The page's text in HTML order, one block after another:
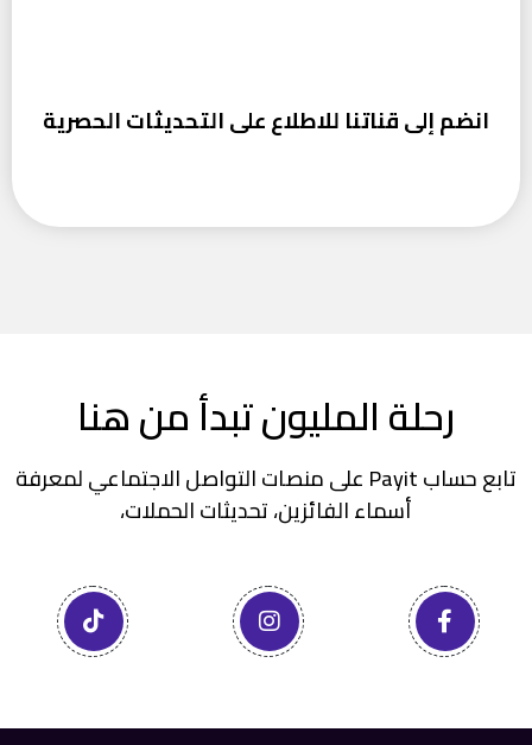
انضم إلى قناتنا للاطلاع على التحديثات الحصرية
رحلة المليون تبدأ من هنا
تابع حساب Payit على منصات التواصل الاجتماعي لمعرفة
أسماء الفائزين، تحديثات الحملات،